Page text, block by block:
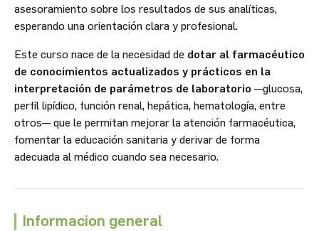
asesoramiento sobre los resultados de sus analíticas,
esperando una orientación clara y profesional.
Este curso nace de la necesidad de dotar al farmacéutico
de conocimientos actualizados y prácticos en la
interpretación de parámetros de laboratorio —glucosa,
perfil lipídico, función renal, hepática, hematología, entre
otros— que le permitan mejorar la atención farmacéutica,
fomentar la educación sanitaria y derivar de forma
adecuada al médico cuando sea necesario.
Informacion general